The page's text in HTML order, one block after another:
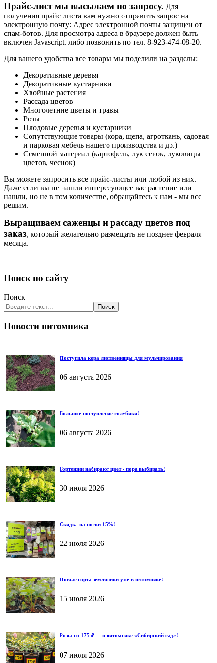
Прайс-лист мы высылаем по запросу. Для
получения прайс-листа вам нужно отправить запрос на
электронную почту: Адрес электронной почты защищен от
спам-ботов. Для просмотра адреса в браузере должен быть
включен Javascript. либо позвонить по тел. 8-923-474-08-20.
Для вашего удобства все товары мы поделили на разделы:
Декоративные деревья
Декоративные кустарники
Хвойные растения
Рассада цветов
Многолетние цветы и травы
Розы
Плодовые деревья и кустарники
Сопутствующие товары (кора, щепа, агроткань, садовая
и парковая мебель нашего производства и др.)
Семенной материал (картофель, лук севок, луковицы
цветов, чеснок)
Вы можете запросить все прайс-листы или любой из них.
Даже если вы не нашли интересующее вас растение или
нашли, но не в том количестве, обращайтесь к нам - мы все
решим.
Выращиваем саженцы и рассаду цветов под
заказ, который желательно размещать не позднее февраля
месяца.
Поиск по сайту
Поиск
Поиск
Новости питомника
Поступила кора лиственницы для мульчирования
06 августа 2026
Большое поступление голубики!
06 августа 2026
Гортензии набирают цвет - пора выбирать!
30 июля 2026
Скидка на носки 15%!
22 июля 2026
Новые сорта земляники уже в питомнике!
15 июля 2026
Розы по 175 ₽ — в питомнике «Сибирский сад»!
07 июля 2026